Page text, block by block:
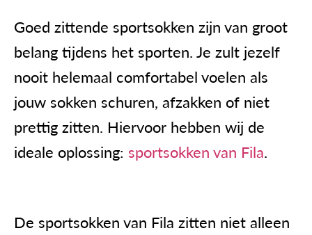
Goed zittende sportsokken zijn van groot
belang tijdens het sporten. Je zult jezelf
nooit helemaal comfortabel voelen als
jouw sokken schuren, afzakken of niet
prettig zitten. Hiervoor hebben wij de
ideale oplossing: sportsokken van Fila.
De sportsokken van Fila zitten niet alleen